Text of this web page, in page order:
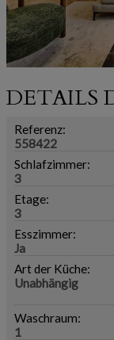
DETAILS
Referenz:
558422
Schlafzimmer:
3
Etage:
3
Esszimmer:
Ja
Art der Küche:
Unabhängig
Waschraum:
1